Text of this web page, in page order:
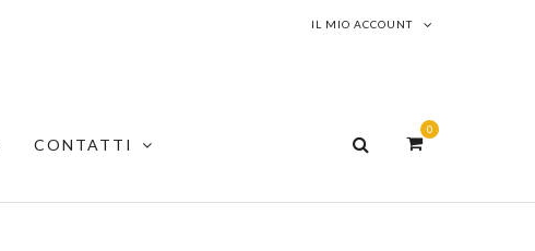
IL MIO ACCOUNT
CONTATTI
0